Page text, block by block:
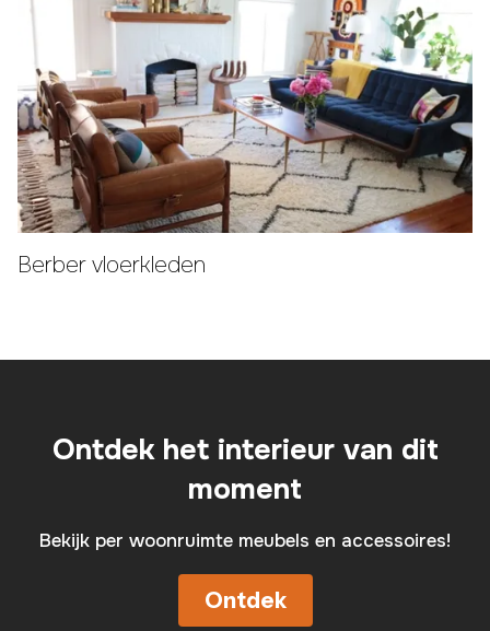
Berber vloerkleden
Ontdek het interieur van dit
moment
Bekijk per woonruimte meubels en accessoires!
Ontdek